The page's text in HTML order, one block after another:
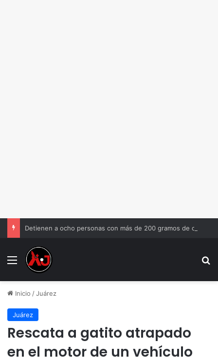
Menu
Inicio /Juárez
Juárez
Rescata a gatito atrapado
en el motor de un vehículo